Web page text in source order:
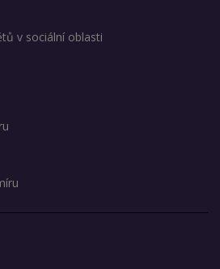
v sociální oblasti